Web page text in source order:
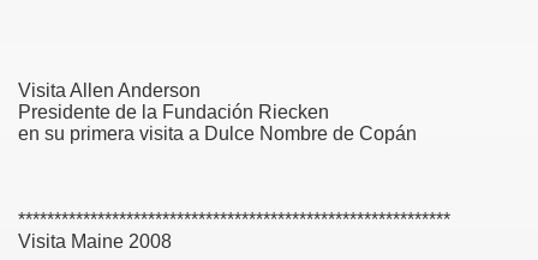
Visita Allen Anderson
Presidente de la Fundación Riecken
en su primera visita a Dulce Nombre de Copán
************************************************************
Visita Maine 2008